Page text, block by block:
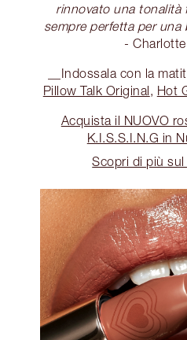
rinnovato una tonalità
sempre perfetta per una
-
__Indossala con la
Pillow Talk Original, Hot
Acquista il NUOVO
K.I.S.S.I.N.G in
Scopri di più sul